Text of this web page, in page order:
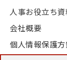
人事お役立ち資
会社概要
個人情報保護